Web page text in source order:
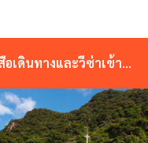
เดินทางและวีซ่าเข้า
เดินทางและวีซ่าเข้า